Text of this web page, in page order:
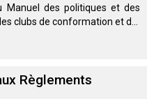
Manuel des politiques et des
clubs de conformation et d...
Règlements